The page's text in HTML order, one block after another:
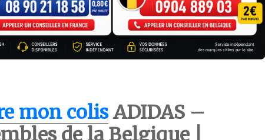
mon colisADIDAS –
de la Belgique |